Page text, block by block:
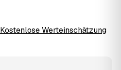
Kostenlose Werteinschätzung